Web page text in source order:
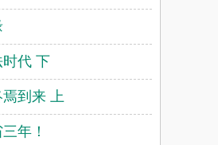
代 下
到来 上
年！